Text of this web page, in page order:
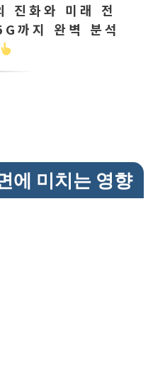
진화와 미래 전
까지 완벽 분석
에 미치는 영향